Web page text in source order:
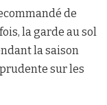
de
la garde au sol
la saison
sur les